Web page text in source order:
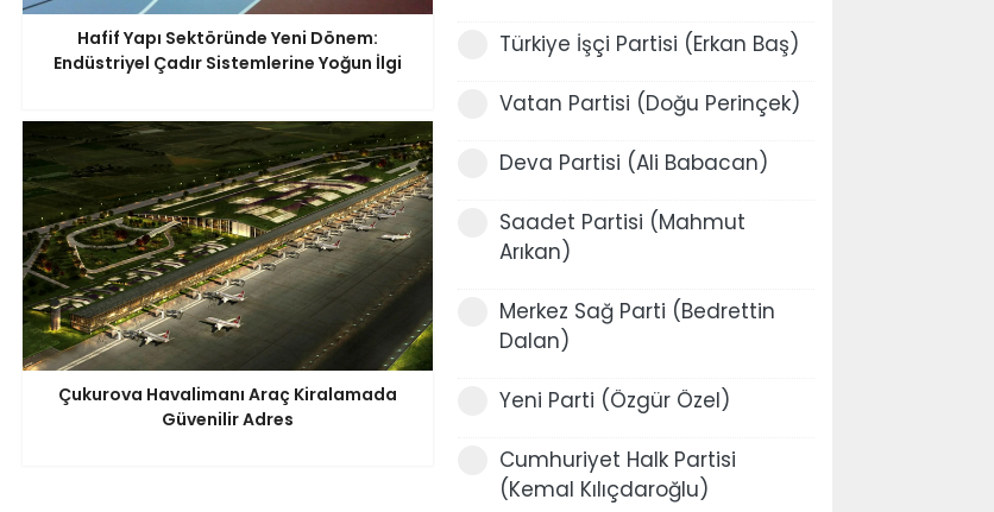
Hafif Yapı Sektöründe Yeni Dönem:
Endüstriyel Çadır Sistemlerine Yoğun İlgi
Çukurova Havalimanı Araç Kiralamada
Güvenilir Adres
Türkiye İşçi Partisi (Erkan Baş)
Vatan Partisi (Doğu Perinçek)
Deva Partisi (Ali Babacan)
Saadet Partisi (Mahmut
Arıkan)
Merkez Sağ Parti (Bedrettin
Dalan)
Yeni Parti (Özgür Özel)
Cumhuriyet Halk Partisi
(Kemal Kılıçdaroğlu)